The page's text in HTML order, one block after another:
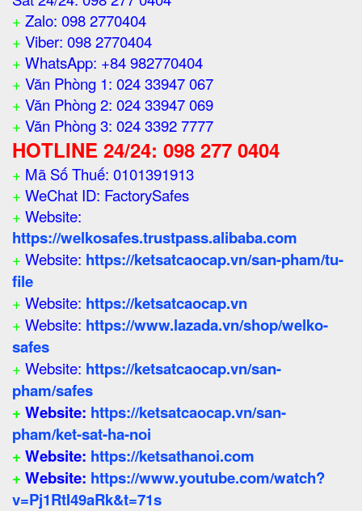
+ Zalo: 098 2770404
+ Viber: 098 2770404
+ WhatsApp: +84 982770404
+ Văn Phòng 1: 024 33947 067
+ Văn Phòng 2: 024 33947 069
+ Văn Phòng 3: 024 3392 7777
HOTLINE 24/24: 098 277 0404
+ Mã Số Thuế: 0101391913
+ WeChat ID: FactorySafes
+ Website:
https://welkosafes.trustpass.alibaba.com
+ Website: https://ketsatcaocap.vn/san-pham/tu-
file
+ Website: https://ketsatcaocap.vn
+ Website: https://www.lazada.vn/shop/welko-
safes
+ Website: https://ketsatcaocap.vn/san-
pham/safes
+ Website: https://ketsatcaocap.vn/san-
pham/ket-sat-ha-noi
+ Website: https://ketsathanoi.com
+ Website: https://www.youtube.com/watch?
v=Pj1RtI49aRk&t=71s